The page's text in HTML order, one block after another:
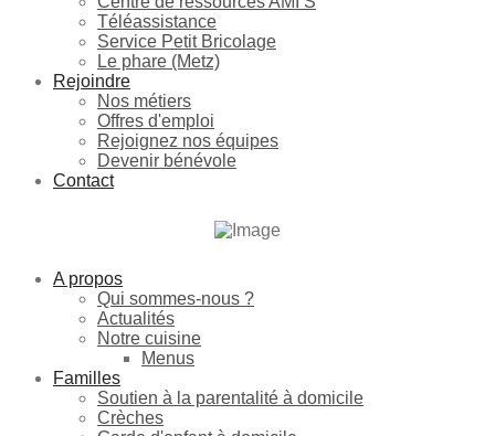
Téléassistance
Service Petit Bricolage
Le phare (Metz)
Rejoindre
Nos métiers
Offres d'emploi
Rejoignez nos équipes
Devenir bénévole
Contact
A propos
Qui sommes-nous ?
Actualités
Notre cuisine
Menus
Familles
Soutien à la parentalité à domicile
Crèches